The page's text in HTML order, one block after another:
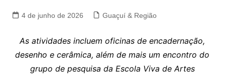
4 de junho de 2026 Guaçuí & Região
As atividades incluem oficinas de encadernação,
desenho e cerâmica, além de mais um encontro do
grupo de pesquisa da Escola Viva de Artes